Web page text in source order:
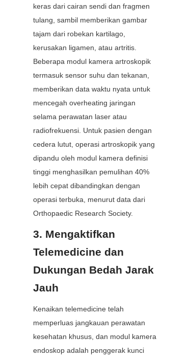
keras dari cairan sendi dan fragmen
tulang, sambil memberikan gambar
tajam dari robekan kartilago,
kerusakan ligamen, atau artritis.
Beberapa modul kamera artroskopik
termasuk sensor suhu dan tekanan,
memberikan data waktu nyata untuk
mencegah overheating jaringan
selama perawatan laser atau
radiofrekuensi. Untuk pasien dengan
cedera lutut, operasi artroskopik yang
dipandu oleh modul kamera definisi
tinggi menghasilkan pemulihan 40%
lebih cepat dibandingkan dengan
operasi terbuka, menurut data dari
Orthopaedic Research Society.
3. Mengaktifkan
Telemedicine dan
Dukungan Bedah Jarak
Jauh
Kenaikan telemedicine telah
memperluas jangkauan perawatan
kesehatan khusus, dan modul kamera
endoskop adalah penggerak kunci